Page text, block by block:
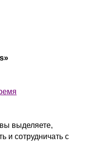
выделяете,
и сотрудничать с